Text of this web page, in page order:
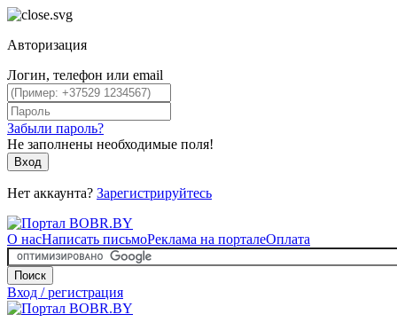
Авторизация
Логин, телефон или email
Забыли пароль?
Не заполнены необходимые поля!
Вход
Нет аккаунта? Зарегистрируйтесь
О насНаписать письмоРеклама на порталеОплата
Поиск
Вход / регистрация